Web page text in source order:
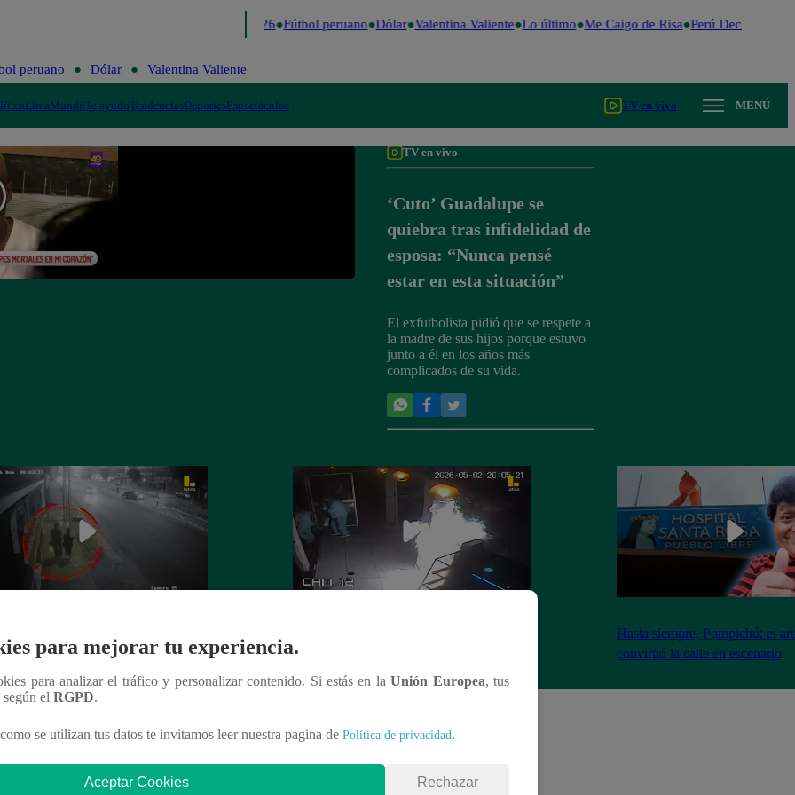
Perú Decide 2026 Fútbol peruano Dólar Valentina Valiente Lo último Me Caigo de Risa Perú Decide 2026
peruano Dólar Valentina Valiente
LimaMundoTe ayudoTendenciasDeportesEspectáculos TV en vivo MENÚ
TV en vivo
‘Cuto’ Guadalupe se
quiebra tras infidelidad de
esposa: “Nunca pensé
estar en esta situación”
El exfutbolista pidió que se respete a
la madre de sus hijos porque estuvo
junto a él en los años más
complicados de su vida.
panadería con clientes adentro
Hasta siempre, Pompichú: el
convirtió la calle en escenario
para mejorar tu experiencia.
para analizar el tráfico y personalizar contenido. Si estás en laUnión Europea, tus
según el RGPD.
se utilizan tus datos te invitamos leer nuestra pagina de Política de privacidad.
Aceptar Cookies Rechazar